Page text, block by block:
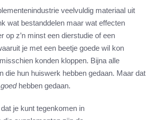
van cardio en kracht
top 10
gestelde vragen
Nutriënt Timing
Veel gestelde vragen
veelvuldig materiaal uit
wat bestanddelen maar wat effecten
op z’n minst een dierstudie of een
je met een beetje goede wil kon
konden kloppen. Bijna alle
die hun huiswerk hebben gedaan. Maar dat
goedhebben gedaan.
je kunt tegenkomen in